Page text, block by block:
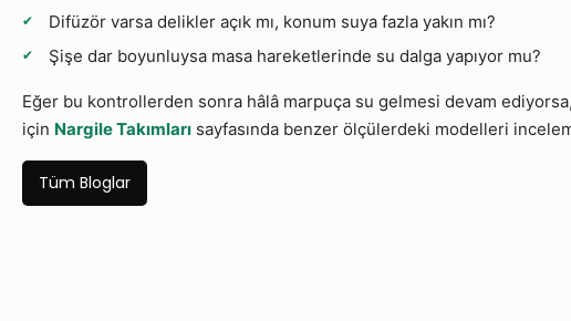
Difüzör varsa delikler açık mı, konum suya fazla yakın mı?
Şişe dar boyunluysa masa hareketlerinde su dalga yapıyor mu?
Eğer bu kontrollerden sonra hâlâ marpuça su gelmesi devam
için Nargile Takımları sayfasında benzer ölçülerdeki modelleri
Tüm Bloglar